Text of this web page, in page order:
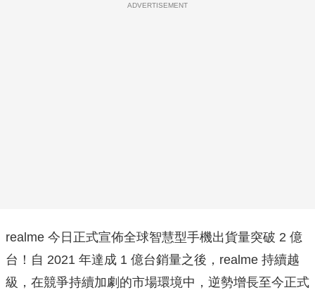
ADVERTISEMENT
realme 今日正式宣佈全球智慧型手機出貨量突破 2 億
台！自 2021 年達成 1 億台銷量之後，realme 持續越
級，在競爭持續加劇的市場環境中，逆勢增長至今正式